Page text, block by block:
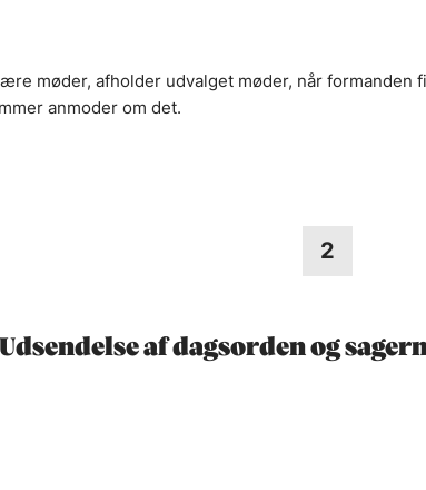
møder, afholder udvalget møder, når
anmoder om det.
2
Udsendelse af dagsorden og